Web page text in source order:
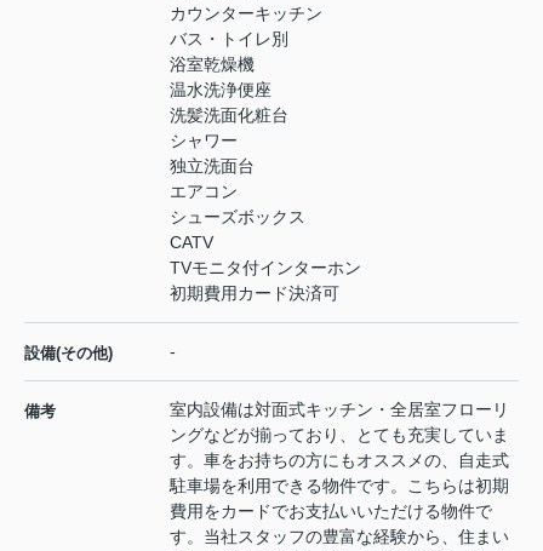
カウンターキッチン
バス・トイレ別
浴室乾燥機
温水洗浄便座
洗髪洗面化粧台
シャワー
独立洗面台
エアコン
シューズボックス
CATV
TVモニタ付インターホン
初期費用カード決済可
設備(その他) -
備考
室内設備は対面式キッチン・全居室フローリ
ングなどが揃っており、とても充実していま
す。車をお持ちの方にもオススメの、自走式
駐車場を利用できる物件です。こちらは初期
費用をカードでお支払いいただける物件で
す。当社スタッフの豊富な経験から、住まい